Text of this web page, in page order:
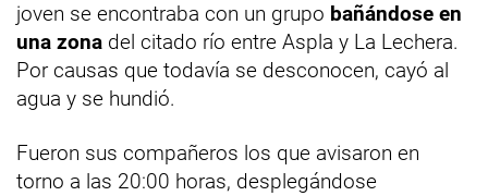
joven se encontraba con un grupo bañándose en
una zona del citado río entre Aspla y La Lechera.
Por causas que todavía se desconocen, cayó al
agua y se hundió.
Fueron sus compañeros los que avisaron en
torno a las 20:00 horas, desplegándose